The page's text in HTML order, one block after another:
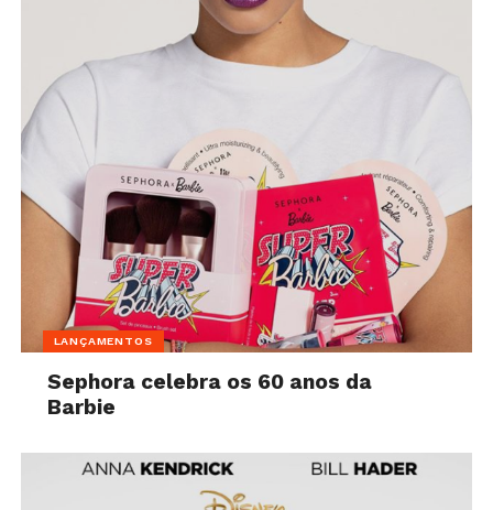
LANÇAMENTOS
Sephora celebra os 60 anos da
Barbie